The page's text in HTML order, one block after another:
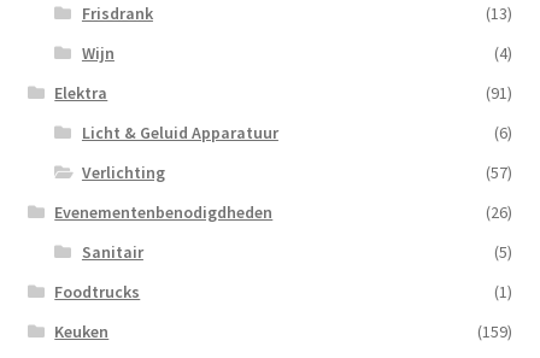
Frisdrank
(13)
Wijn
(4)
Elektra
(91)
Licht & Geluid Apparatuur
(6)
Verlichting
(57)
Evenementenbenodigdheden
(26)
Sanitair
(5)
Foodtrucks
(1)
Keuken
(159)